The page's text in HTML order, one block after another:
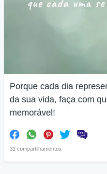
Porque cada dia
da sua vida, faça com
memorável!
31 compartilhamentos